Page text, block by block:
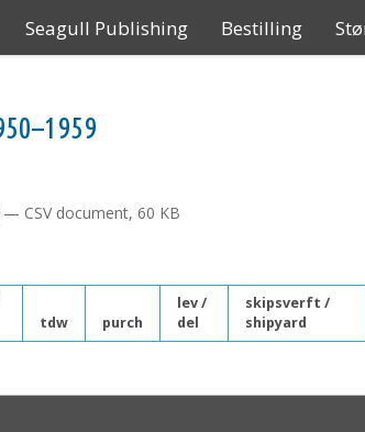
Seagull Publishing Bestilling
— CSV document, 60 KB
tdw purch
lev /
del
skipsverft /
shipyard